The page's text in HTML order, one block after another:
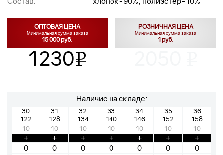
ОПТОВАЯ ЦЕНА
Минимальная сумма заказа
15 000 руб.
1230v
РОЗНИЧНАЯ ЦЕНА
Минимальная сумма заказа
1 руб.
Наличие на складе:
30
122
31
128
32
134
33
140
34
146
35
152
36
158
10
+
10
+
10
+
10
+
10
+
10
+
10
+